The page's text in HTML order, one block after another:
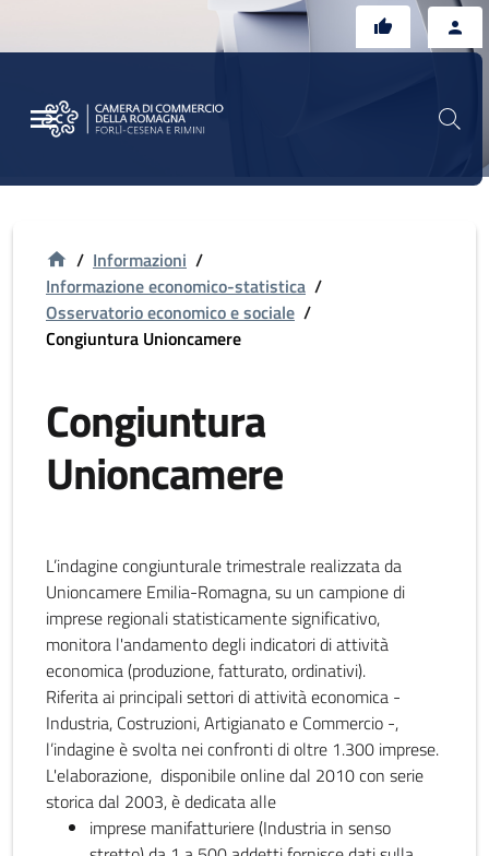
/ Informazioni /
Informazione economico-statistica /
Osservatorio economico e sociale /
Congiuntura Unioncamere
Congiuntura
Unioncamere
L’indagine congiunturale trimestrale realizzata da
Unioncamere Emilia-Romagna, su un campione di
imprese regionali statisticamente significativo,
monitora l'andamento degli indicatori di attività
economica (produzione, fatturato, ordinativi).
Riferita ai principali settori di attività economica -
Industria, Costruzioni, Artigianato e Commercio -,
l’indagine è svolta nei confronti di oltre 1.300 imprese.
L'elaborazione, disponibile online dal 2010 con serie
storica dal 2003, è dedicata alle
imprese manifatturiere (Industria in senso